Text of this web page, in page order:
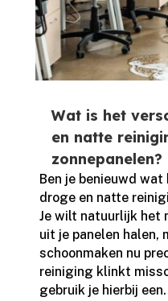
Wat is het
en natte
zonnepanelen?
Ben je benieuwd
droge en natte
Je wilt natuurlijk het
uit je panelen halen,
schoonmaken nu
reiniging klinkt
gebruik je hierbij